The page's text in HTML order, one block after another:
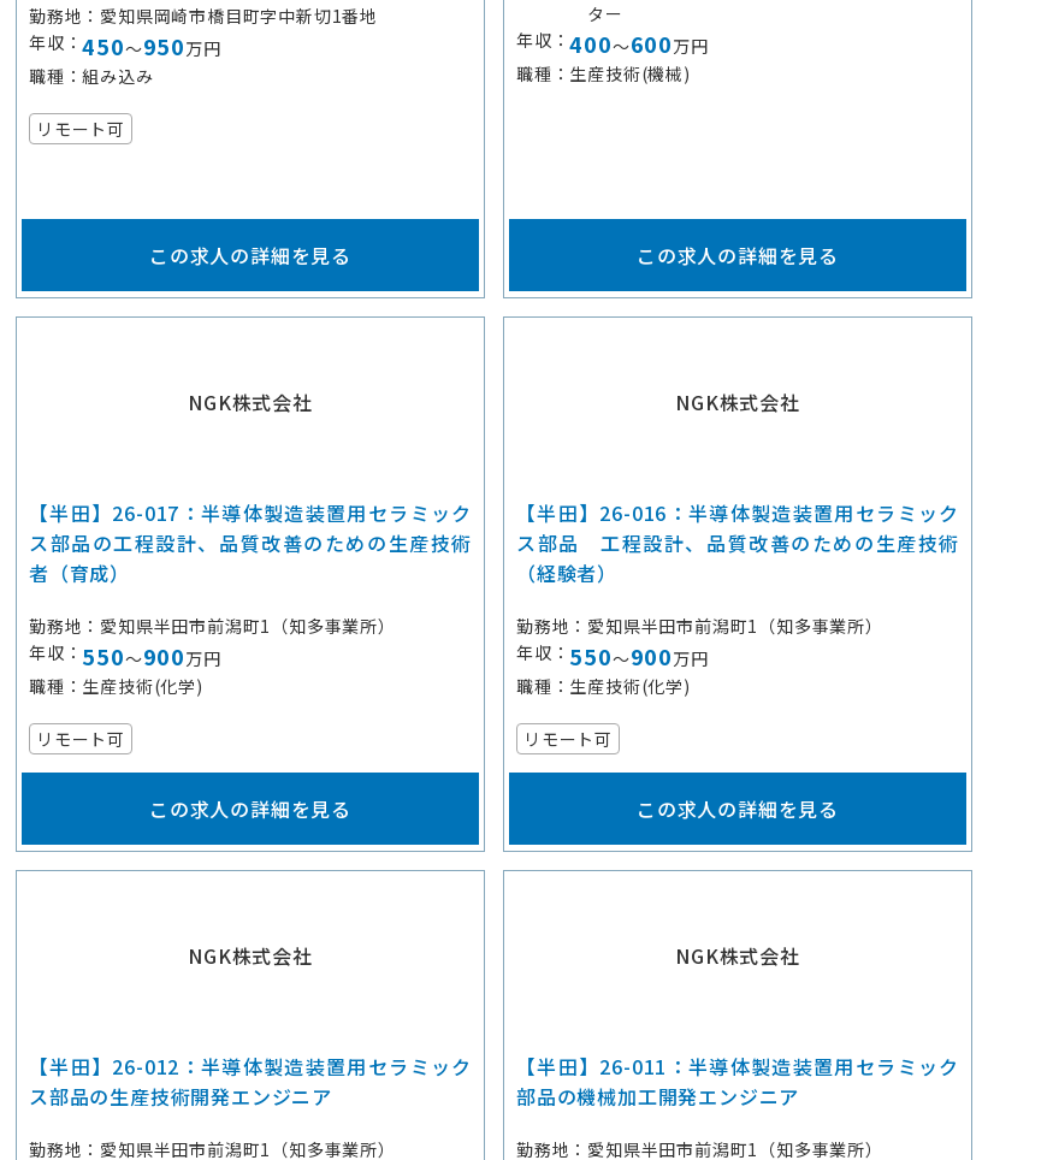
勤務地
愛知県岡崎市橋目町字中新切1番地
年収
450～950万円
職種
組み込み
リモート可
この求人の詳細を見る
ター
年収
400～600万円
職種
生産技術(機械)
この求人の詳細を見る
NGK株式会社
【半田】26-017：半導体製造装置用セラミック
ス部品の工程設計、品質改善のための生産技術
者（育成）
勤務地
愛知県半田市前潟町1（知多事業所）
年収
550～900万円
職種
生産技術(化学)
リモート可
この求人の詳細を見る
NGK株式会社
【半田】26-016：半導体製造装置用セラミック
ス部品 工程設計、品質改善のための生産技術
（経験者）
勤務地
愛知県半田市前潟町1（知多事業所）
年収
550～900万円
職種
生産技術(化学)
リモート可
この求人の詳細を見る
NGK株式会社
【半田】26-012：半導体製造装置用セラミック
ス部品の生産技術開発エンジニア
勤務地 愛知県半田市前潟町1（知多事業所）
NGK株式会社
【半田】26-011：半導体製造装置用セラミック
部品の機械加工開発エンジニア
勤務地 愛知県半田市前潟町1（知多事業所）